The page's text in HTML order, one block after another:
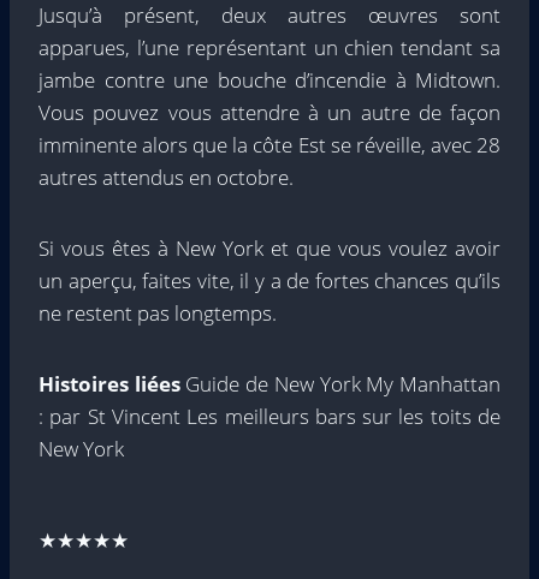
Jusqu’à présent, deux autres œuvres sont
apparues, l’une représentant un chien tendant sa
jambe contre une bouche d’incendie à Midtown.
Vous pouvez vous attendre à un autre de façon
imminente alors que la côte Est se réveille, avec 28
autres attendus en octobre.
Si vous êtes à New York et que vous voulez avoir
un aperçu, faites vite, il y a de fortes chances qu’ils
ne restent pas longtemps.
Histoires liéesGuide de New York My Manhattan
: par St Vincent Les meilleurs bars sur les toits de
New York
★★★★★